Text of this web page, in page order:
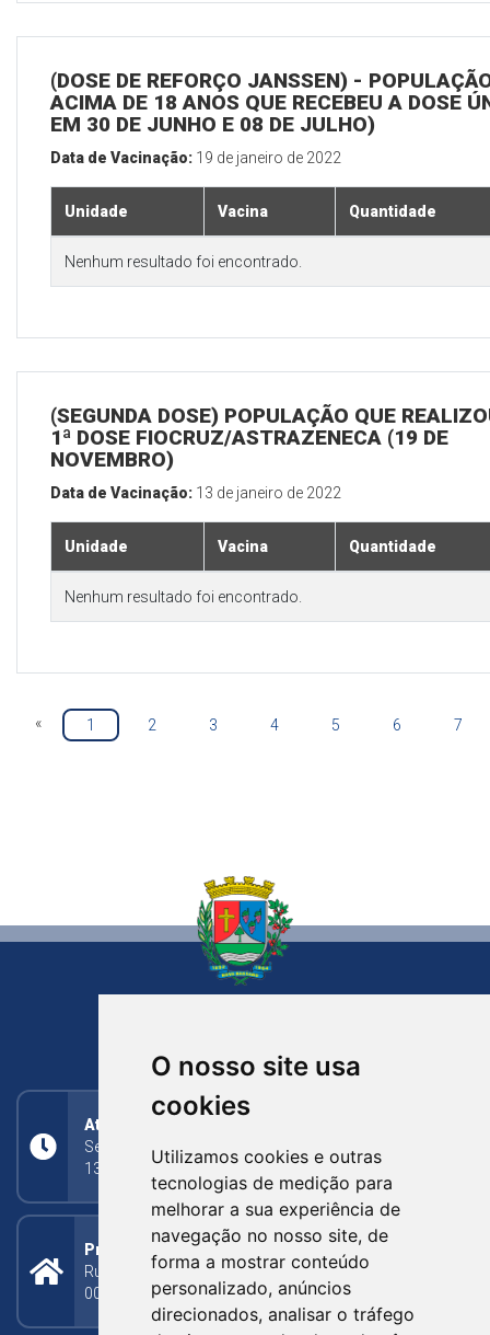
O nosso site usa
cookies
Utilizamos cookies e outras
tecnologias de medição para
melhorar a sua experiência de
navegação no nosso site, de
forma a mostrar conteúdo
personalizado, anúncios
direcionados, analisar o tráfego
(DOSE DE REFORÇO JANSSEN) -
ACIMA DE 18 ANOS QUE RECEBEU A DOSE
EM 30 DE JUNHO E 08 DE JULHO)
Data de Vacinação: 19 de janeiro de 2022
Unidade Vacina Quantidade
Nenhum resultado foi encontrado.
(SEGUNDA DOSE) POPULAÇÃO QUE
1ª DOSE FIOCRUZ/ASTRAZENECA (19 DE
NOVEMBRO)
Data de Vacinação: 13 de janeiro de 2022
Unidade Vacina Quantidade
Nenhum resultado foi encontrado.
« 1 2 3 4 5 6 7
Atendimento
Segunda a Sexta: 8h às 11h30min (manhã);
13h30min às 17h (tarde)
Prefeitura Municipal
Rua Silva Jardim, 505 - Bairro Centro - CEP: 95340-
000